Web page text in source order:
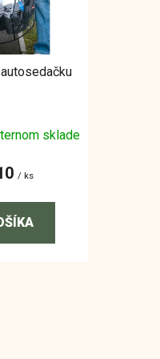
sklade
/ ks